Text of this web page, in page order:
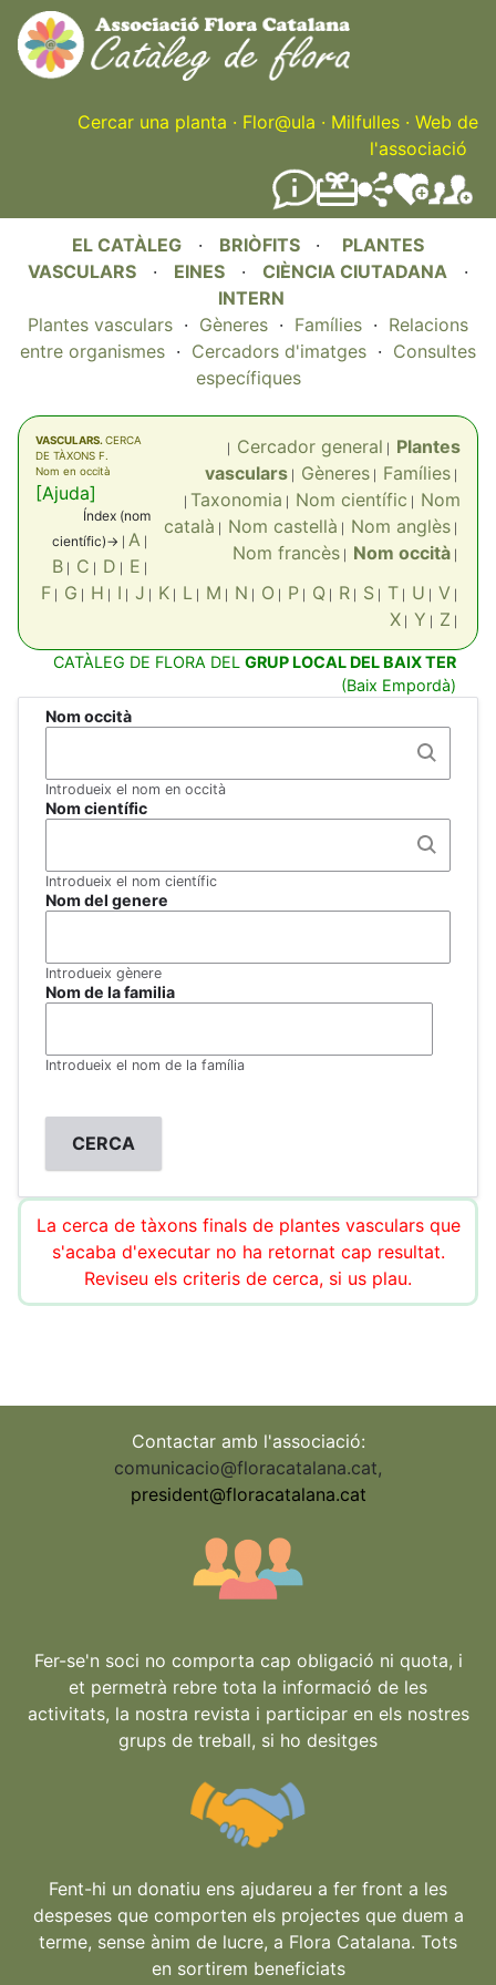
Skip
to
main
content
Cercar una planta · Flor@ula · Milfulles · Web de
l'associació
EL CATÀLEG · BRIÒFITS · PLANTES
VASCULARS · EINES · CIÈNCIA CIUTADANA ·
INTERN
Plantes vasculars · Gèneres · Famílies · Relacions
entre organismes · Cercadors d'imatges · Consultes
específiques
VASCULARS. CERCA
DE TÀXONS F.
Nom en occità
[Ajuda]
Cercador general
Plantes
vasculars
Gèneres Famílies
Taxonomia Nom científic
Nom
català
Nom castellà Nom anglès
Nom francès Nom occità
Índex (nom
científic)->
A
B| C D E
F G H I J K L M N O P Q R S T U V
X Y Z
CATÀLEG DE FLORA DEL GRUP LOCAL DEL BAIX TER
(Baix Empordà)
Nom occità
Introdueix el nom en occità
Nom científic
Introdueix el nom científic
Nom del genere
Introdueix gènere
Nom de la familia
Introdueix el nom de la família
La cerca de tàxons finals de plantes vasculars que
s'acaba d'executar no ha retornat cap resultat.
Reviseu els criteris de cerca, si us plau.
Contactar amb l'associació:
comunicacio@floracatalana.cat,
president@floracatalana.cat
Fer-se'n soci no comporta cap obligació ni quota, i
et permetrà rebre tota la informació de les
activitats, la nostra revista i participar en els nostres
grups de treball, si ho desitges
Fent-hi un donatiu ens ajudareu a fer front a les
despeses que comporten els projectes que duem a
terme, sense ànim de lucre, a Flora Catalana. Tots
en sortirem beneficiats